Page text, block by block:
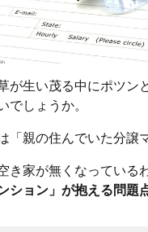
が生い茂る中にポツン
でしょうか。
「親の住んでいた分譲
き家が無くなっている
ション」が抱える問